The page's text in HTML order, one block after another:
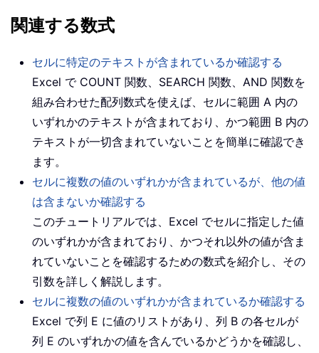
関連する数式
セルに特定のテキストが含まれているか確認する
Excel で COUNT 関数、SEARCH 関数、AND 関数を
組み合わせた配列数式を使えば、セルに範囲 A 内の
いずれかのテキストが含まれており、かつ範囲 B 内の
テキストが一切含まれていないことを簡単に確認でき
ます。
セルに複数の値のいずれかが含まれているが、他の値
は含まないか確認する
このチュートリアルでは、Excel でセルに指定した値
のいずれかが含まれており、かつそれ以外の値が含ま
れていないことを確認するための数式を紹介し、その
引数を詳しく解説します。
セルに複数の値のいずれかが含まれているか確認する
Excel で列 E に値のリストがあり、列 B の各セルが
列 E のいずれかの値を含んでいるかどうかを確認し、